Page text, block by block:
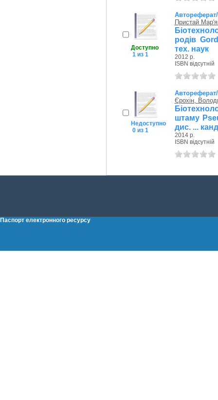
Доступно
1 из 1
Пристай
родів
тех. наук
2012 р.
ISBN відсутній
Недоступно
0 из 1
Єрохін,
штаму
дис. ...
2014 р.
ISBN відсутній
Паспорт електронного ресурсу